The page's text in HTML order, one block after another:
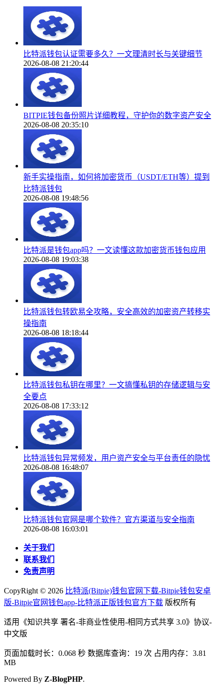
比特派钱包认证需要多久？一文理清时长与关键细节
2026-08-08 21:20:44
BITPIE钱包备份照片详细教程，守护你的数字资产安全
2026-08-08 20:35:10
新手实操指南，如何将加密货币（USDT/ETH等）提到
比特派钱包
2026-08-08 19:48:56
比特派是钱包app吗？一文读懂这款加密货币钱包应用
2026-08-08 19:03:38
比特派钱包转欧易全攻略，安全高效的加密资产转移实
操指南
2026-08-08 18:18:44
比特派钱包私钥在哪里？一文搞懂私钥的存储逻辑与安
全要点
2026-08-08 17:33:12
比特派钱包异常频发，用户资产安全与平台责任的隐忧
2026-08-08 16:48:07
比特派钱包官网是哪个软件？官方渠道与安全指南
2026-08-08 16:03:01
关于我们
联系我们
免责声明
CopyRight © 2026 比特派(Bitpie)钱包官网下载-Bitpie钱包安卓
版-Bitpie官网钱包app-比特派正版钱包官方下载 版权所有
适用《知识共享 署名-非商业性使用-相同方式共享 3.0》协议-
中文版
页面加载时长：0.068 秒 数据库查询：19 次 占用内存：3.81
MB
Powered By Z-BlogPHP.